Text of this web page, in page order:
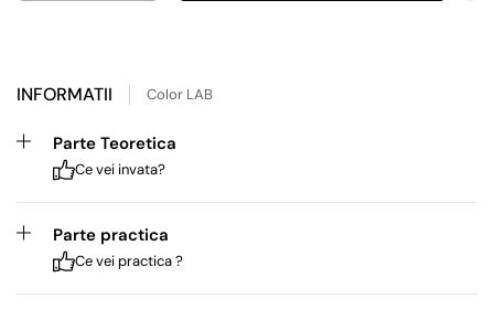
INFORMATII Color LAB
Parte Teoretica
Ce vei invata?
Parte practica
Ce vei practica ?